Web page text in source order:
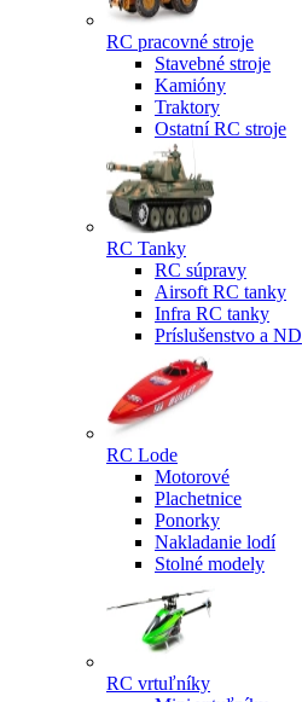
RC pracovné stroje
Stavebné stroje
Kamióny
Traktory
Ostatní RC stroje
RC Tanky
RC súpravy
Airsoft RC tanky
Infra RC tanky
Príslušenstvo a ND
RC Lode
Motorové
Plachetnice
Ponorky
Nakladanie lodí
Stolné modely
RC vrtuľníky